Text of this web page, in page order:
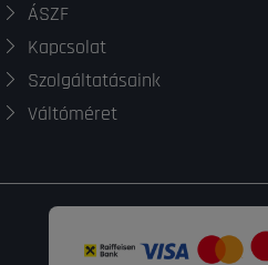
ÁSZF
Kapcsolat
Szolgáltatásaink
Váltóméret